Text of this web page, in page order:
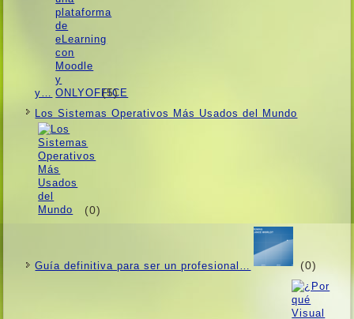
y… (5)
Los Sistemas Operativos Más Usados ​​del Mundo
(0)
Guí­a definitiva para ser un profesional… (0)